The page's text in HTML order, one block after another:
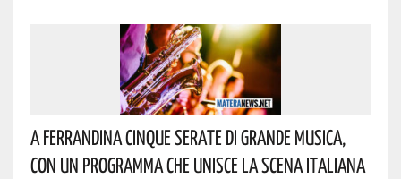
A Ferrandina Cinque Serate Di Grande Musica,
Con Un Programma Che Unisce La Scena Italiana